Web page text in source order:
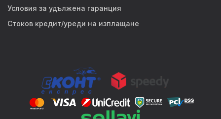
Условия за удължена гаранция
Стоков кредит/уреди на изплащане